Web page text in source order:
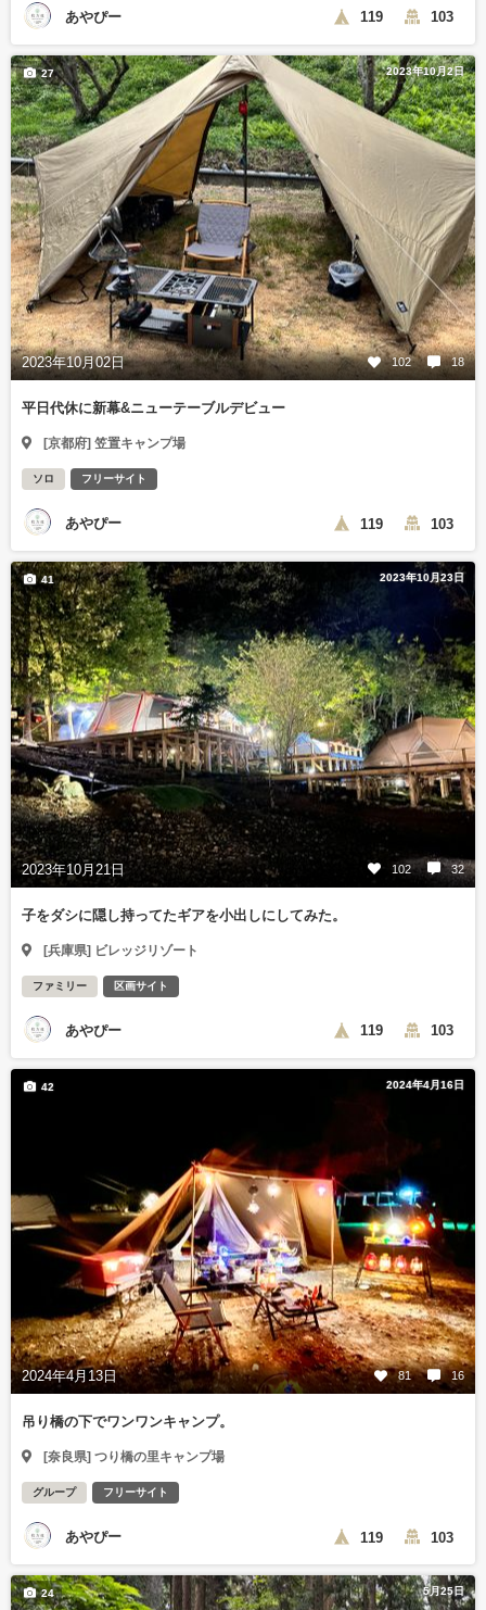
あやぴー 119 103
2023年10月2日
2023年10月02日 102 18
27
平日代休に新幕&ニューテーブルデビュー
[京都府] 笠置キャンプ場
ソロ フリーサイト
あやぴー 119 103
2023年10月23日
2023年10月21日 102 32
41
子をダシに隠し持ってたギアを小出しにしてみた。
[兵庫県] ビレッジリゾート
ファミリー 区画サイト
あやぴー 119 103
2024年4月16日
2024年4月13日 81 16
42
吊り橋の下でワンワンキャンプ。
[奈良県] つり橋の里キャンプ場
グループ フリーサイト
あやぴー 119 103
5月25日
24